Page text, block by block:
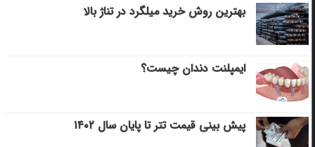
بهترین روش خرید میلگرد در تناژ بالا
ایمپلنت دندان چیست؟
پیش بینی قیمت تتر تا پایان سال ۱۴۰۲